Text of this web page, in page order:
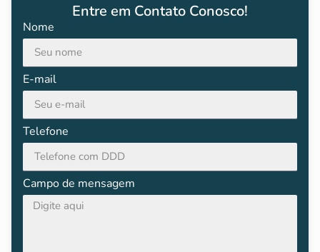
Entre em Contato Conosco!
Nome
E-mail
Telefone
Campo de mensagem